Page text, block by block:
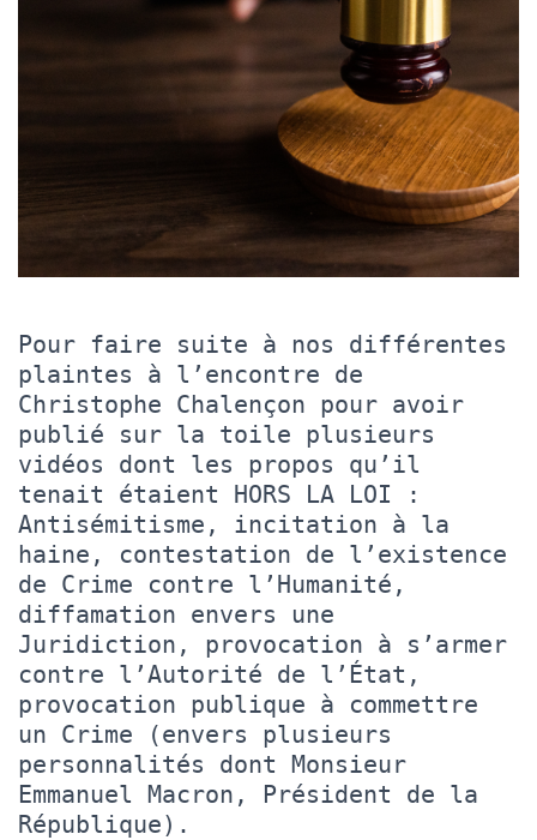
Pour faire suite à nos différentes
plaintes à l’encontre de
Christophe Chalençon pour avoir
publié sur la toile plusieurs
vidéos dont les propos qu’il
tenait étaient HORS LA LOI :
Antisémitisme, incitation à la
haine, contestation de l’existence
de Crime contre l’Humanité,
diffamation envers une
Juridiction, provocation à s’armer
contre l’Autorité de l’État,
provocation publique à commettre
un Crime (envers plusieurs
personnalités dont Monsieur
Emmanuel Macron, Président de la
République).